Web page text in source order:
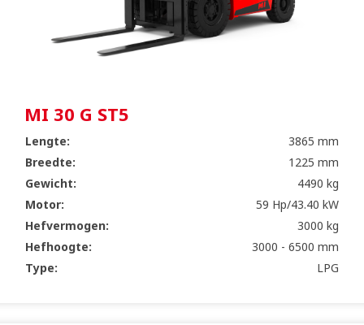
MI 30 G ST5
Lengte:
3865 mm
Breedte:
1225 mm
Gewicht:
4490 kg
Motor:
59 Hp/43.40 kW
Hefvermogen:
3000 kg
Hefhoogte:
3000 - 6500 mm
Type:
LPG